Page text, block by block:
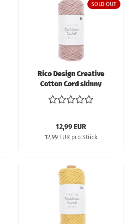
SOLD OUT
Rico Design Creative
Cotton Cord skinny
Makramee-Garn 190g
55m staub
12,99 EUR
12,99 EUR pro Stück